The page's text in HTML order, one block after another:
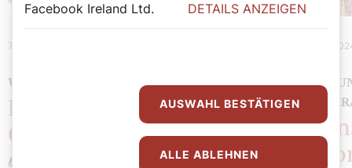
7. Jänner 2024
WAS WIR DER KIRCHE VERDANKEN
Europa ohne
Christentum?
5. Jänner
MISSIO
Facebook Ireland Ltd. DETAILS ANZEIGEN
AUSWAHL BESTÄTIGEN
ALLE ABLEHNEN